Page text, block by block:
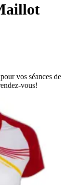
vos séances de
vous!